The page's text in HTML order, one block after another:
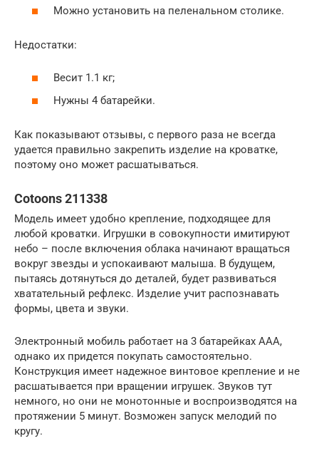
Можно установить на пеленальном столике.
Недостатки:
Весит 1.1 кг;
Нужны 4 батарейки.
Как показывают отзывы, с первого раза не всегда
удается правильно закрепить изделие на кроватке,
поэтому оно может расшатываться.
Cotoons 211338
Модель имеет удобно крепление, подходящее для
любой кроватки. Игрушки в совокупности имитируют
небо – после включения облака начинают вращаться
вокруг звезды и успокаивают малыша. В будущем,
пытаясь дотянуться до деталей, будет развиваться
хватательный рефлекс. Изделие учит распознавать
формы, цвета и звуки.
Электронный мобиль работает на 3 батарейках ААА,
однако их придется покупать самостоятельно.
Конструкция имеет надежное винтовое крепление и не
расшатывается при вращении игрушек. Звуков тут
немного, но они не монотонные и воспроизводятся на
протяжении 5 минут. Возможен запуск мелодий по
кругу.